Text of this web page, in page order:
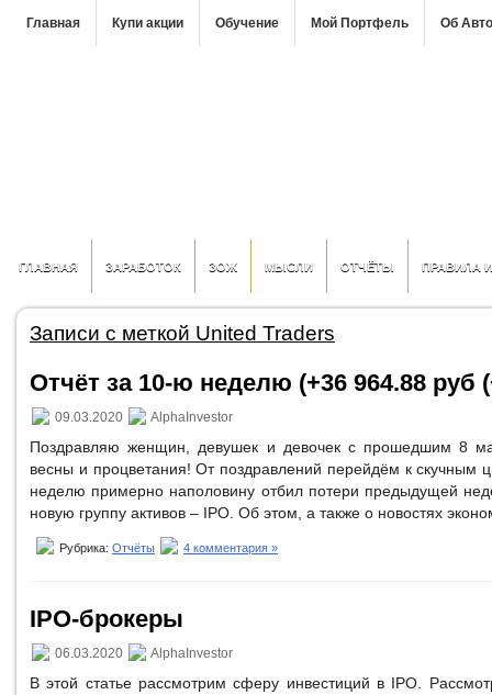
Главная Купи акции Обучение Мой Портфель Об
ГЛАВНАЯ ЗАРАБОТОК ЗОЖ МЫСЛИ ОТЧЁТЫ ПРАВИЛА
Записи с меткой United Traders
Отчёт за 10-ю неделю (+36 964.88 руб
09.03.2020 AlphaInvestor
Поздравляю женщин, девушек и девочек с прошедшим 8
весны и процветания! От поздравлений перейдём к
неделю примерно наполовину отбил потери предыдущей
новую группу активов – IPO. Об этом, а также о новостях
Рубрика: Отчёты 4 комментария »
IPO-брокеры
06.03.2020 AlphaInvestor
В этой статье рассмотрим сферу инвестиций в IPO.